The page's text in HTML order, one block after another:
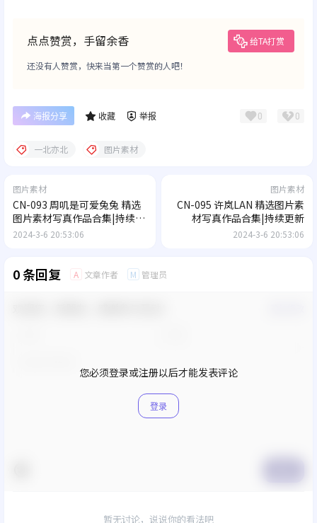
点点赞赏，手留余香 给TA打赏
还没有人赞赏，快来当第一个赞赏的人吧！
海报分享 收藏 举报 0 0
一北亦北 图片素材
图片素材
CN-093 周叽是可爱兔兔 精选
图片素材写真作品合集|持续更
新
2024-3-6 20:53:06
图片素材
CN-095 许岚LAN 精选图片素
材写真作品合集|持续更新
2024-3-6 20:53:06
0 条回复 A 文章作者 M 管理员
您必须登录或注册以后才能发表评论
登录
暂无讨论，说说你的看法吧